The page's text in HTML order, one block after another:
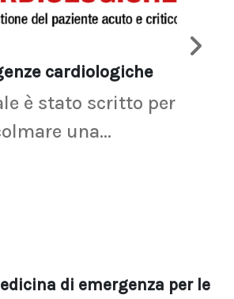
cardiologiche
è stato scritto per
una...
di emergenza per le